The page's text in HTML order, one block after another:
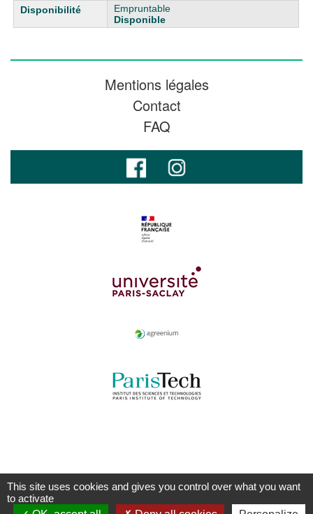
Empruntable
Disponible
Mentions légales
Contact
FAQ
This site uses cookies and gives you control over what you want
to activate